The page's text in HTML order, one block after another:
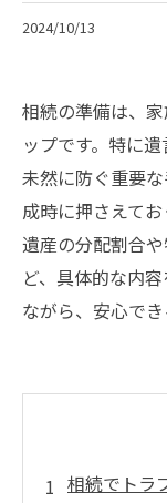
2024/10/13
相続の準備は、
ップです。特に
未然に防ぐ重要
成時に押さえて
遺産の分配割合
ど、具体的な内
ながら、安心で
相続でトラ